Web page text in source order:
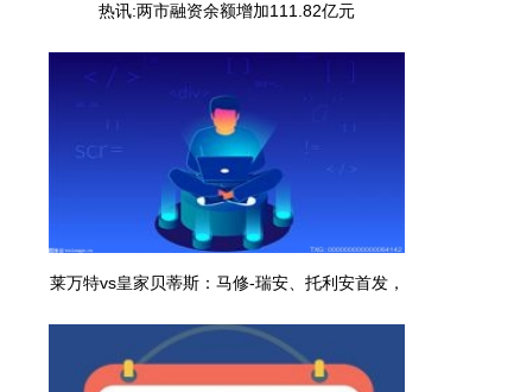
热讯:两市融资余额增加111.82亿元
莱万特vs皇家贝蒂斯：马修-瑞安、托利安首发，
安东尼、贝莱林出战_速读